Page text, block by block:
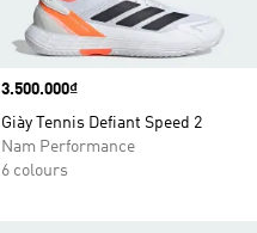
Price
3.500.000₫
Giày Tennis Defiant Speed 2
Nam Performance
6 colours